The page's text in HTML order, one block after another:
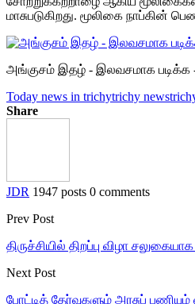
மாசுபடுகிறது. மூலிகை
அங்குசம் இதழ் - இலவசமாக படிக்க
Today news in trichytrichy news
Share
JDR 1947 posts 0 comments
Prev Post
திருச்சியில் திறப்பு விழா
Next Post
போட்டித் தேர்வுகளும் அரசுப் பணியும்